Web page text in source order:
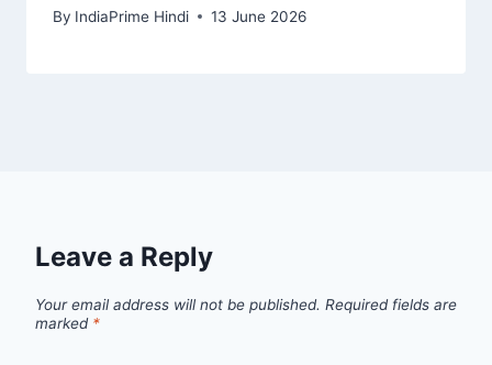
Breaking News – ABP News
By IndiaPrime Hindi 13 June 2026
Leave a Reply
Your email address will not be published. Required fields are
marked *